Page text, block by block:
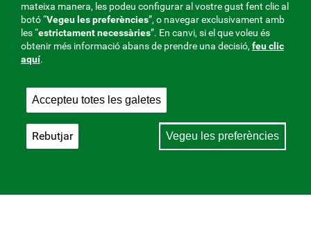
mateixa manera, les podeu configurar al vostre gust fent clic al
botó “Vegeu les preferències”, o navegar exclusivament amb
les “estrictamentnecessàries”. En canvi, si el que voleu és
obtenir més informació abans de prendre una decisió, feu clic
aquí.
Accepteu totes les galetes
Vegeu les preferències
Rebutjar